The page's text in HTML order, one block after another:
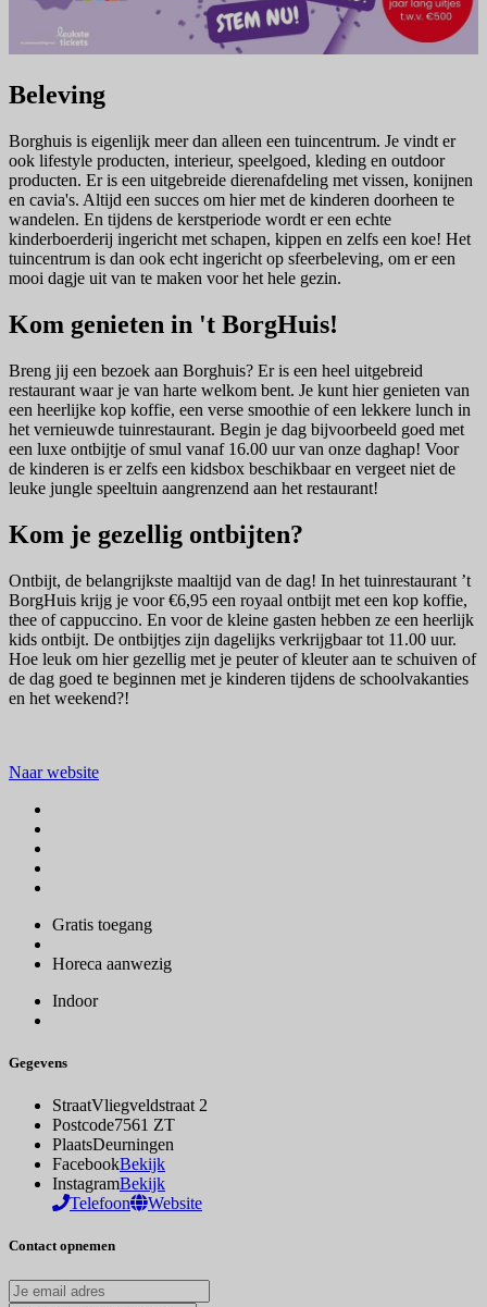
Beleving
Borghuis is eigenlijk meer dan alleen een tuincentrum. Je vindt er
ook lifestyle producten, interieur, speelgoed, kleding en outdoor
producten. Er is een uitgebreide dierenafdeling met vissen, konijnen
en cavia's. Altijd een succes om hier met de kinderen doorheen te
wandelen. En tijdens de kerstperiode wordt er een echte
kinderboerderij ingericht met schapen, kippen en zelfs een koe! Het
tuincentrum is dan ook echt ingericht op sfeerbeleving, om er een
mooi dagje uit van te maken voor het hele gezin.
Kom genieten in 't BorgHuis!
Breng jij een bezoek aan Borghuis? Er is een heel uitgebreid
restaurant waar je van harte welkom bent. Je kunt hier genieten van
een heerlijke kop koffie, een verse smoothie of een lekkere lunch in
het vernieuwde tuinrestaurant. Begin je dag bijvoorbeeld goed met
een luxe ontbijtje of smul vanaf 16.00 uur van onze daghap! Voor
de kinderen is er zelfs een kidsbox beschikbaar en vergeet niet de
leuke jungle speeltuin aangrenzend aan het restaurant!
Kom je gezellig ontbijten?
Ontbijt, de belangrijkste maaltijd van de dag! In het tuinrestaurant ’t
BorgHuis krijg je voor €6,95 een royaal ontbijt met een kop koffie,
thee of cappuccino. En voor de kleine gasten hebben ze een heerlijk
kids ontbijt. De ontbijtjes zijn dagelijks verkrijgbaar tot 11.00 uur.
Hoe leuk om hier gezellig met je peuter of kleuter aan te schuiven of
de dag goed te beginnen met je kinderen tijdens de schoolvakanties
en het weekend?!
Naar website
Gratis toegang
Horeca aanwezig
Indoor
Gegevens
StraatVliegveldstraat 2
Postcode7561 ZT
PlaatsDeurningen
FacebookBekijk
InstagramBekijk
Telefoon
Website
Contact opnemen